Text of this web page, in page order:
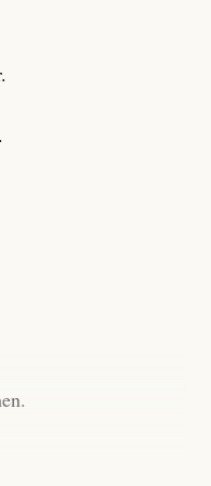
ETC.
men korrekt rubrik
beställer
senare om
alltifrån domar till
generös
vars motiv att
som de
in uppgifter.
metod